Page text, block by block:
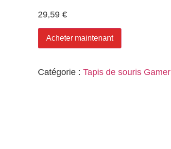
29,59 €
Acheter maintenant
Catégorie : Tapis de souris Gamer